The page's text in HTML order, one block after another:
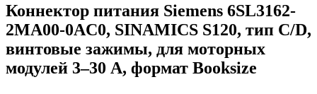
Коннектор питания Siemens 6SL3162-
2MA00-0AC0, SINAMICS S120, тип C/D,
винтовые зажимы, для моторных
модулей 3–30 А, формат Booksize